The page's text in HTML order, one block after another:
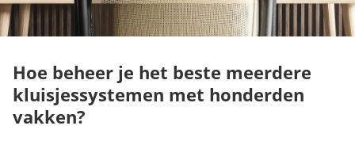
Hoe beheer je het beste meerdere
kluisjessystemen met honderden
vakken?